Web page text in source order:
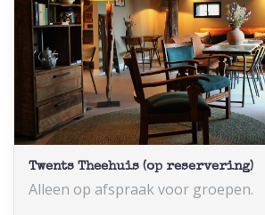
Twents Theehuis (op reservering)
Alleen op afspraak voor groepen.